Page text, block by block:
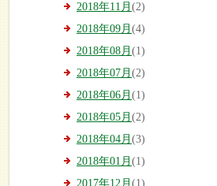
2018年11月 (2)
2018年09月 (4)
2018年08月 (1)
2018年07月 (2)
2018年06月 (1)
2018年05月 (2)
2018年04月 (3)
2018年01月 (1)
2017年12月 (1)